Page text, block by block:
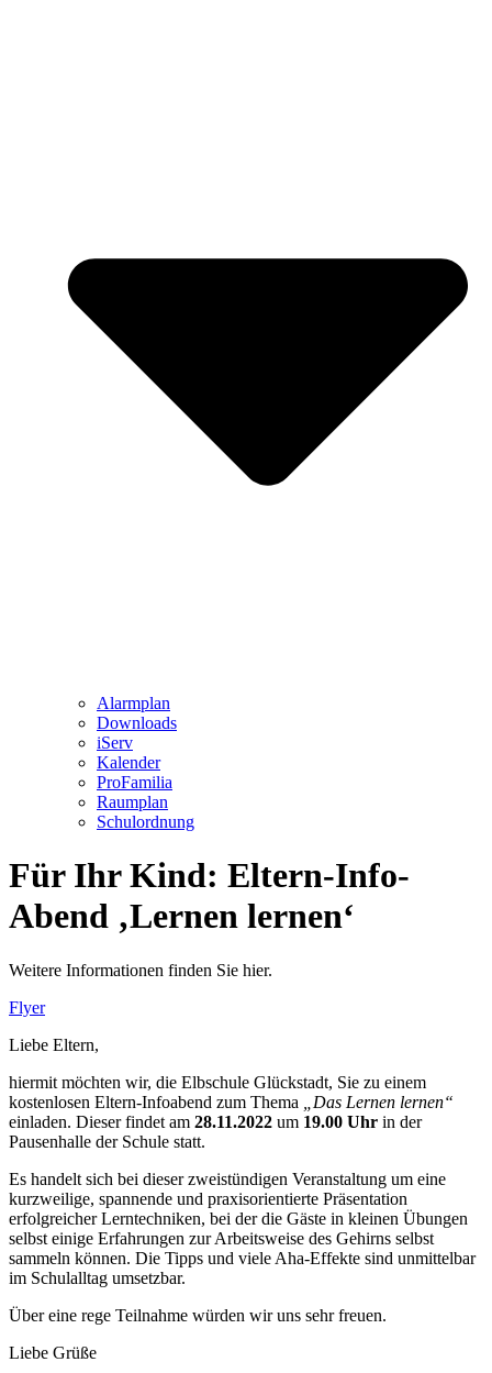
Alarmplan
Downloads
iServ
Kalender
ProFamilia
Raumplan
Schulordnung
Für Ihr Kind: Eltern-Info-
Abend ‚Lernen lernen‘
Weitere Informationen finden Sie hier.
Flyer
Liebe Eltern,
hiermit möchten wir, die Elbschule Glückstadt, Sie zu einem
kostenlosen Eltern-Infoabend zum Thema
„Das Lernen lernen“
einladen. Dieser findet am 28.11.2022 um 19.00 Uhr in der
Pausenhalle der Schule statt.
Es handelt sich bei dieser zweistündigen Veranstaltung um eine
kurzweilige, spannende und praxisorientierte Präsentation
erfolgreicher Lerntechniken, bei der die Gäste in kleinen Übungen
selbst einige Erfahrungen zur Arbeitsweise des Gehirns selbst
sammeln können. Die Tipps und viele Aha-Effekte sind unmittelbar
im Schulalltag umsetzbar.
Über eine rege Teilnahme würden wir uns sehr freuen.
Liebe Grüße